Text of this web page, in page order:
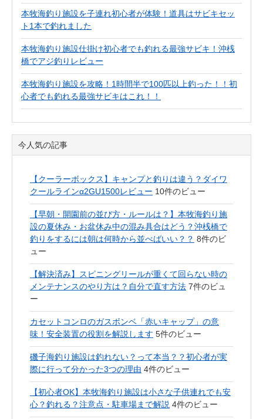
本牧海釣り施設を子連れ初心者が体験！道具はサビキセッ
ト1本で釣れました
本牧海釣り施設仕掛け初心者でも釣れる最強サビキ！沖桟
橋でアジ釣りレビュー
本牧海釣り施設を攻略！1時間半で100匹以上釣った！！初
心者でも釣れる最強サビキはこれ！！
今人気の記事
【クーラーボックス】キャンプと釣りは違う？ダイワ
クールラインα2GU1500レビュー 10件のビュー
【早朝・開園前の並び方・ルールは？】本牧海釣り施
設の夏休み・お盆休み中の混み具合はどう？沖桟橋で
釣りをするには朝は何時から並べばいい？？ 8件のビ
ュー
【解決済み】スピニングリールが重くて回らない時の
メンテナンスのやり方は？自分で直す方法 7件のビュ
ー
カセットコンロのガスボンベ「赤いキャップ」の意
味！安全装置の役割を解説します 5件のビュー
磯子海釣り施設は釣れない？って本当？？初心者が実
際に行って分かった3つの理由 4件のビュー
【初心者OK】本牧海釣り施設は小さな子供連れでも安
心？釣れる？注意点・駐車場まで解説 4件のビュー